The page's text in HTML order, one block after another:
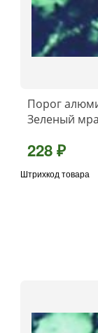
Порог алюминиевый А-
Зеленый
228 ₽
Штрихкод товара